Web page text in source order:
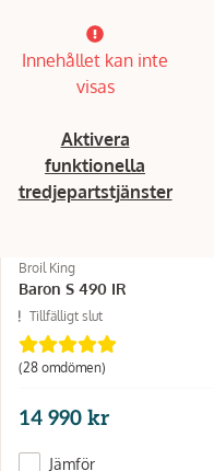
Innehållet kan inte
visas
Aktivera
funktionella
tredjepartstjänster
Broil King
Baron S 490 IR
Tillfälligt slut
(28 omdömen)
14 990 kr
Jämför